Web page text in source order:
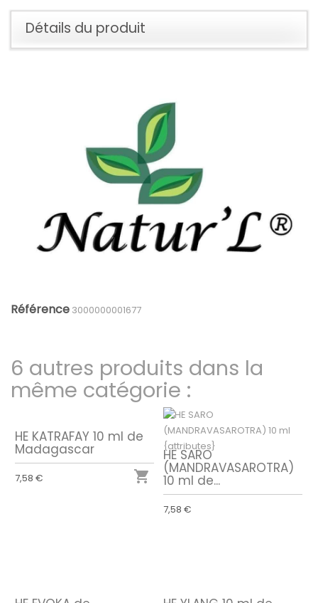
Détails du produit
Référence 3000000001677
6 autres produits dans la
même catégorie :
HE KATRAFAY 10 ml de
Madagascar
7,58 € 
HE SARO
(MANDRAVASAROTRA)
10 ml de...
7,58 €